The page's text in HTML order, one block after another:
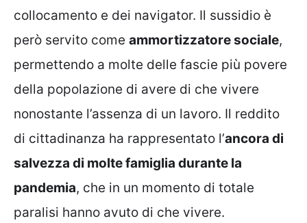
collocamento e dei navigator. Il sussidio è
però servito come ammortizzatore sociale,
permettendo a molte delle fascie più povere
della popolazione di avere di che vivere
nonostante l’assenza di un lavoro. Il reddito
di cittadinanza ha rappresentato l’ancora di
salvezza di molte famiglia durante la
pandemia, che in un momento di totale
paralisi hanno avuto di che vivere.